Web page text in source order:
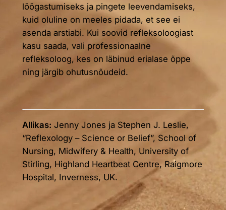
lõõgastumiseks ja pingete leevendamiseks,
kuid oluline on meeles pidada, et see ei
asenda arstiabi. Kui soovid refleksoloogiast
kasu saada, vali professionaalne
refleksoloog, kes on läbinud erialase õppe
ning järgib ohutusnõudeid.
Allikas: Jenny Jones ja Stephen J. Leslie,
“Reflexology – Science or Belief”, School of
Nursing, Midwifery & Health, University of
Stirling, Highland Heartbeat Centre, Raigmore
Hospital, Inverness, UK.